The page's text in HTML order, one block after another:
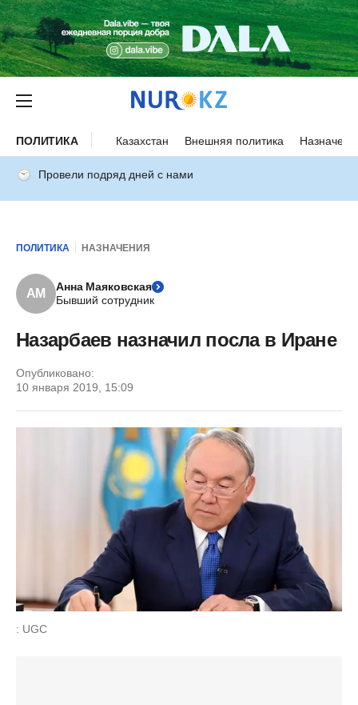
ПОЛИТИКА Казахстан Внешняя политика
Провели подряд дней с нами
ПОЛИТИКА НАЗНАЧЕНИЯ
АМ
Анна Маяковская
Бывший сотрудник
Назарбаев назначил посла в Иране
Опубликовано:
10 января 2019, 15:09
: UGC